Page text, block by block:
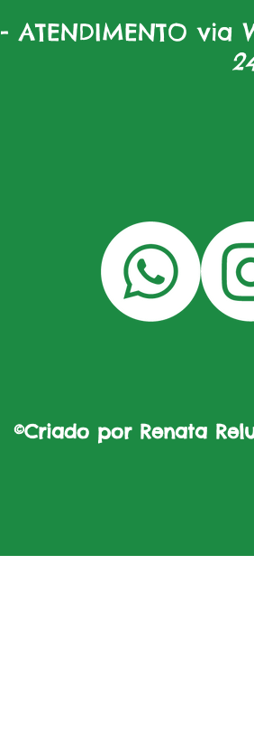
- ATENDIMENTO via
©Criado por Renata